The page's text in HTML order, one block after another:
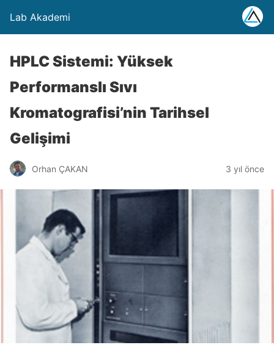
Lab Akademi
HPLC Sistemi: Yüksek
Performanslı Sıvı
Kromatografisi’nin Tarihsel
Gelişimi
Orhan ÇAKAN 3 yıl önce